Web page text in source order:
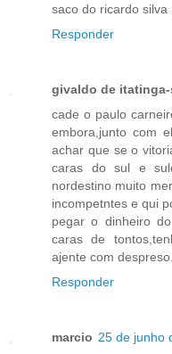
saco do ricardo silva
Responder
givaldo de itatinga-
cade o paulo
embora,junto com
achar que se o
caras do sul e
nordestino muito
incompetntes e qui
pegar o dinheiro
caras de
ajente com despreso.
Responder
marcio 25 de junho